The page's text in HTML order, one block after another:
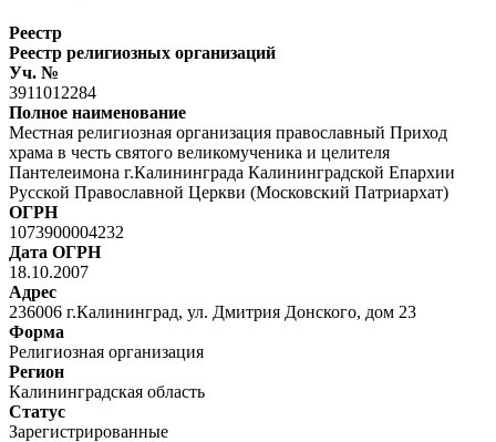
Реестр
Реестр религиозных организаций
Уч. №
3911012284
Полное наименование
Местная религиозная организация православный Приход
храма в честь святого великомученика и целителя
Пантелеимона г.Калининграда Калининградской Епархии
Русской Православной Церкви (Московский Патриархат)
ОГРН
1073900004232
Дата ОГРН
18.10.2007
Адрес
236006 г.Калининград, ул. Дмитрия Донского, дом 23
Форма
Религиозная организация
Регион
Калининградская область
Статус
Зарегистрированные